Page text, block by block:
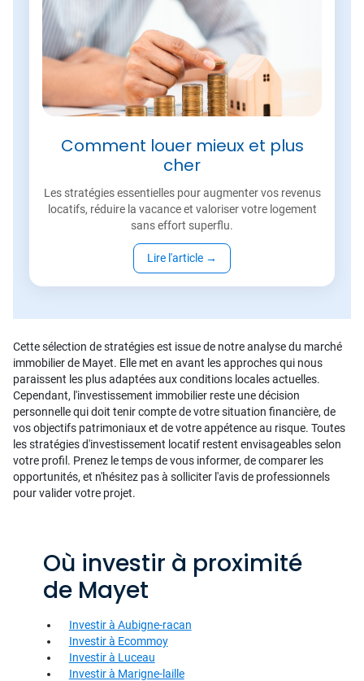
Comment louer mieux et plus
cher
Les stratégies essentielles pour augmenter vos revenus
locatifs, réduire la vacance et valoriser votre logement
sans effort superflu.
Lire l'article →
Cette sélection de stratégies est issue de notre analyse du marché
immobilier de Mayet. Elle met en avant les approches qui nous
paraissent les plus adaptées aux conditions locales actuelles.
Cependant, l'investissement immobilier reste une décision
personnelle qui doit tenir compte de votre situation financière, de
vos objectifs patrimoniaux et de votre appétence au risque. Toutes
les stratégies d'investissement locatif restent envisageables selon
votre profil. Prenez le temps de vous informer, de comparer les
opportunités, et n'hésitez pas à solliciter l'avis de professionnels
pour valider votre projet.
Où investir à proximité
de Mayet
Investir à Aubigne-racan
Investir à Ecommoy
Investir à Luceau
Investir à Marigne-laille